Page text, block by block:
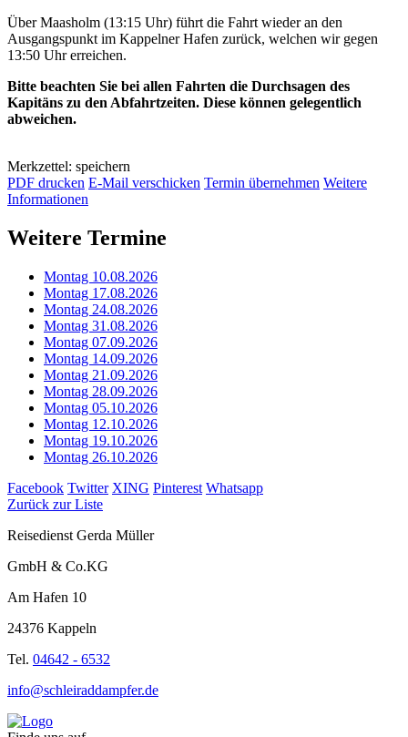
Über Maasholm (13:15 Uhr) führt die Fahrt wieder an den
Ausgangspunkt im Kappelner Hafen zurück, welchen wir gegen
13:50 Uhr erreichen.
Bitte beachten Sie bei allen Fahrten die Durchsagen des
Kapitäns zu den Abfahrtzeiten. Diese können gelegentlich
abweichen.
Merkzettel: speichern
PDF drucken E-Mail verschicken Termin übernehmen Weitere
Informationen
Weitere Termine
Montag 10.08.2026
Montag 17.08.2026
Montag 24.08.2026
Montag 31.08.2026
Montag 07.09.2026
Montag 14.09.2026
Montag 21.09.2026
Montag 28.09.2026
Montag 05.10.2026
Montag 12.10.2026
Montag 19.10.2026
Montag 26.10.2026
Facebook Twitter XING Pinterest Whatsapp
Zurück zur Liste
Reisedienst Gerda Müller
GmbH & Co.KG
Am Hafen 10
24376 Kappeln
Tel. 04642 - 6532
info@schleiraddampfer.de